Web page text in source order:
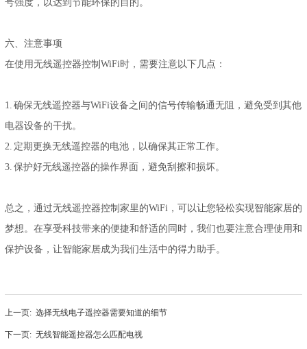
号强度，以达到节能环保的目的。
六、注意事项
在使用无线遥控器控制WiFi时，需要注意以下几点：
1. 确保无线遥控器与WiFi设备之间的信号传输畅通无阻，避免受到其他
电器设备的干扰。
2. 定期更换无线遥控器的电池，以确保其正常工作。
3. 保护好无线遥控器的操作界面，避免刮擦和损坏。
总之，通过无线遥控器控制家里的WiFi，可以让您轻松实现智能家居的
梦想。在享受科技带来的便捷和舒适的同时，我们也要注意合理使用和
保护设备，让智能家居成为我们生活中的得力助手。
上一页: 选择无线电子遥控器需要知道的细节
下一页: 无线智能遥控器怎么匹配电视